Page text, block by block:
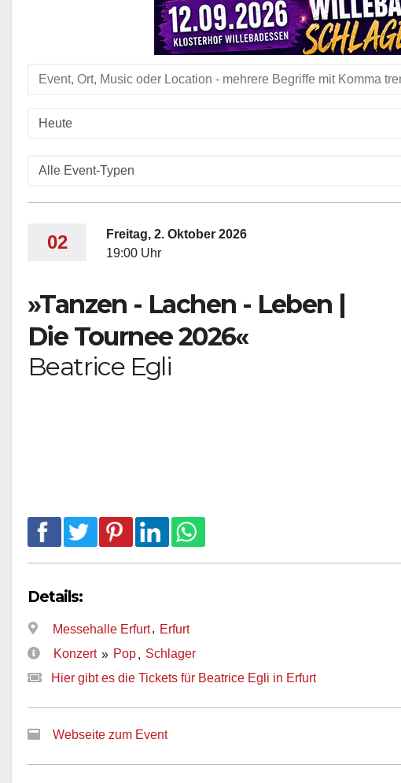
02
Freitag, 2. Oktober 2026
19:00 Uhr
»Tanzen - Lachen - Leben |
Die Tournee 2026«
Beatrice Egli
Details:
Messehalle Erfurt, Erfurt
Konzert » Pop, Schlager
Hier gibt es die Tickets für Beatrice Egli in Erfurt
Webseite zum Event